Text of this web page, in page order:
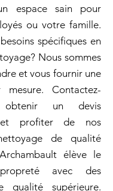
espace sain pour
ou votre famille.
spécifiques en
Nous sommes
et vous fournir une
mesure. Contactez-
un devis
et profiter de nos
de qualité
élève le
avec des
qualité supérieure.